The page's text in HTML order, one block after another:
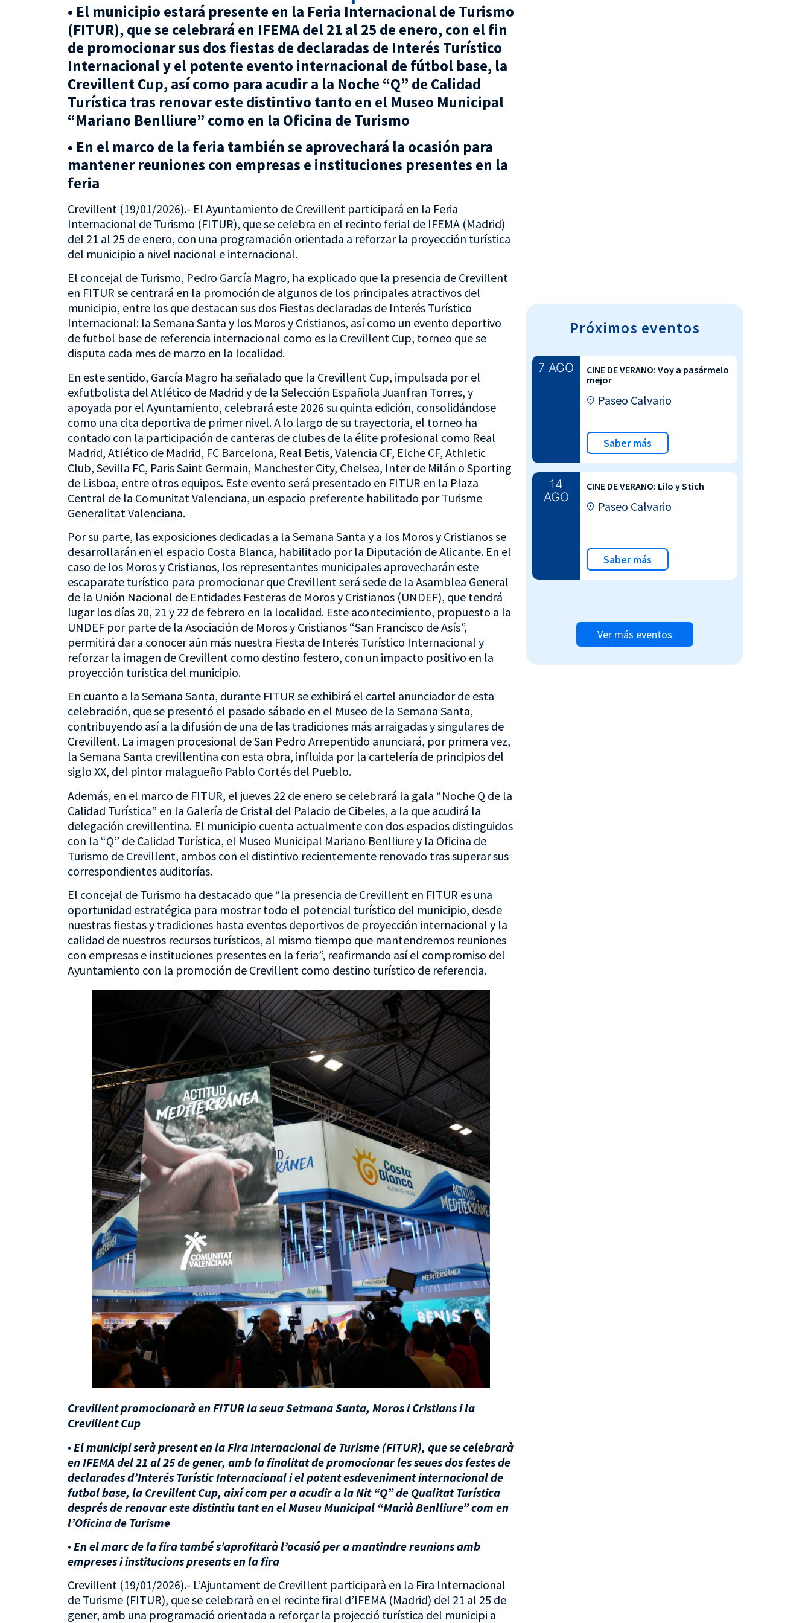
• El municipio estará presente en la Feria Internacional de Turismo
(FITUR), que se celebrará en IFEMA del 21 al 25 de enero, con el fin
de promocionar sus dos fiestas de declaradas de Interés Turístico
Internacional y el potente evento internacional de fútbol base, la
Crevillent Cup, así como para acudir a la Noche “Q” de Calidad
Turística tras renovar este distintivo tanto en el Museo Municipal
“Mariano Benlliure” como en la Oficina de Turismo
• En el marco de la feria también se aprovechará la ocasión para
mantener reuniones con empresas e instituciones presentes en la
feria
Crevillent (19/01/2026).- El Ayuntamiento de Crevillent participará en la Feria
Internacional de Turismo (FITUR), que se celebra en el recinto ferial de IFEMA (Madrid)
del 21 al 25 de enero, con una programación orientada a reforzar la proyección turística
del municipio a nivel nacional e internacional.
El concejal de Turismo, Pedro García Magro, ha explicado que la presencia de Crevillent
en FITUR se centrará en la promoción de algunos de los principales atractivos del
municipio, entre los que destacan sus dos Fiestas declaradas de Interés Turístico
Internacional: la Semana Santa y los Moros y Cristianos, así como un evento deportivo
de futbol base de referencia internacional como es la Crevillent Cup, torneo que se
disputa cada mes de marzo en la localidad.
En este sentido, García Magro ha señalado que la Crevillent Cup, impulsada por el
exfutbolista del Atlético de Madrid y de la Selección Española Juanfran Torres, y
apoyada por el Ayuntamiento, celebrará este 2026 su quinta edición, consolidándose
como una cita deportiva de primer nivel. A lo largo de su trayectoria, el torneo ha
contado con la participación de canteras de clubes de la élite profesional como Real
Madrid, Atlético de Madrid, FC Barcelona, Real Betis, Valencia CF, Elche CF, Athletic
Club, Sevilla FC, Paris Saint Germain, Manchester City, Chelsea, Inter de Milán o Sporting
de Lisboa, entre otros equipos. Este evento será presentado en FITUR en la Plaza
Central de la Comunitat Valenciana, un espacio preferente habilitado por Turisme
Generalitat Valenciana.
Por su parte, las exposiciones dedicadas a la Semana Santa y a los Moros y Cristianos se
desarrollarán en el espacio Costa Blanca, habilitado por la Diputación de Alicante. En el
caso de los Moros y Cristianos, los representantes municipales aprovecharán este
escaparate turístico para promocionar que Crevillent será sede de la Asamblea General
de la Unión Nacional de Entidades Festeras de Moros y Cristianos (UNDEF), que tendrá
lugar los días 20, 21 y 22 de febrero en la localidad. Este acontecimiento, propuesto a la
UNDEF por parte de la Asociación de Moros y Cristianos “San Francisco de Asís”,
permitirá dar a conocer aún más nuestra Fiesta de Interés Turístico Internacional y
reforzar la imagen de Crevillent como destino festero, con un impacto positivo en la
proyección turística del municipio.
En cuanto a la Semana Santa, durante FITUR se exhibirá el cartel anunciador de esta
celebración, que se presentó el pasado sábado en el Museo de la Semana Santa,
contribuyendo así a la difusión de una de las tradiciones más arraigadas y singulares de
Crevillent. La imagen procesional de San Pedro Arrepentido anunciará, por primera vez,
la Semana Santa crevillentina con esta obra, influida por la cartelería de principios del
siglo XX, del pintor malagueño Pablo Cortés del Pueblo.
Además, en el marco de FITUR, el jueves 22 de enero se celebrará la gala “Noche Q de la
Calidad Turística” en la Galería de Cristal del Palacio de Cibeles, a la que acudirá la
delegación crevillentina. El municipio cuenta actualmente con dos espacios distinguidos
con la “Q” de Calidad Turística, el Museo Municipal Mariano Benlliure y la Oficina de
Turismo de Crevillent, ambos con el distintivo recientemente renovado tras superar sus
correspondientes auditorías.
El concejal de Turismo ha destacado que “la presencia de Crevillent en FITUR es una
oportunidad estratégica para mostrar todo el potencial turístico del municipio, desde
nuestras fiestas y tradiciones hasta eventos deportivos de proyección internacional y la
calidad de nuestros recursos turísticos, al mismo tiempo que mantendremos reuniones
con empresas e instituciones presentes en la feria”, reafirmando así el compromiso del
Ayuntamiento con la promoción de Crevillent como destino turístico de referencia.
Crevillent promocionarà en FITUR la seua Setmana Santa, Moros i Cristians i la
Crevillent Cup
• El municipi serà present en la Fira Internacional de Turisme (FITUR), que se celebrarà
en IFEMA del 21 al 25 de gener, amb la finalitat de promocionar les seues dos festes de
declarades d’Interés Turístic Internacional i el potent esdeveniment internacional de
futbol base, la Crevillent Cup, així com per a acudir a la Nit “Q” de Qualitat Turística
després de renovar este distintiu tant en el Museu Municipal “Marià Benlliure” com en
l’Oficina de Turisme
• En el marc de la fira també s’aprofitarà l’ocasió per a mantindre reunions amb
empreses i institucions presents en la fira
Crevillent (19/01/2026).- L’Ajuntament de Crevillent participarà en la Fira Internacional
de Turisme (FITUR), que se celebrarà en el recinte firal d’IFEMA (Madrid) del 21 al 25 de
gener, amb una programació orientada a reforçar la projecció turística del municipi a
Próximos eventos
7 AGO
CINE DE VERANO: Voy a pasármelo
mejor
Paseo Calvario
Saber más
14
AGO
CINE DE VERANO: Lilo y Stich
Paseo Calvario
Saber más
Ver más eventos